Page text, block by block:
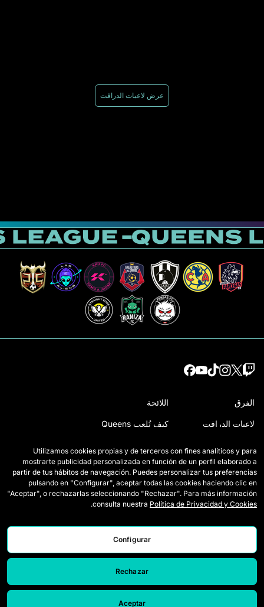
عرض لاعبات الدرافت
الفرق
لاعبات الدرافت
المباريات
الترتيب
الإحصائيات
اللائحة
كيف تُلعب Queens
اتصل بنا
اعمل معنا
Utilizamos cookies propias y de terceros con fines analíticos y para
mostrarte publicidad personalizada en función de un perfil elaborado a
partir de tus hábitos de navegación. Puedes personalizar tus preferencias
pulsando en "Configurar", aceptar todas las cookies haciendo clic en
"Aceptar", o rechazarlas seleccionando "Rechazar". Para más información
consulta nuestra Política de Privacidad y Cookies
.
Configurar
Rechazar
Aceptar